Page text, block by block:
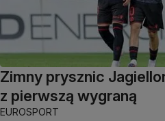
Zimny prysznic
z pierwszą wygraną
EUROSPORT